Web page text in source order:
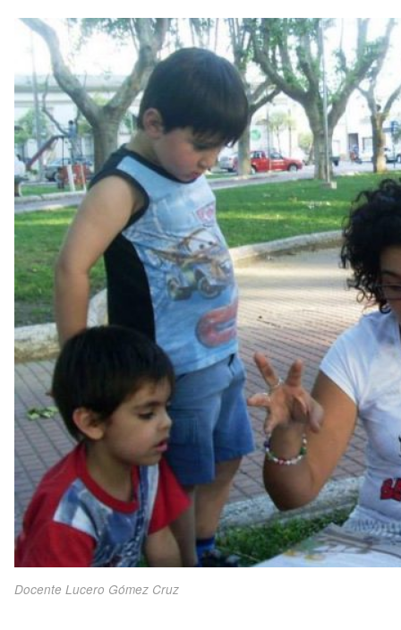
Docente Lucero Gómez Cruz